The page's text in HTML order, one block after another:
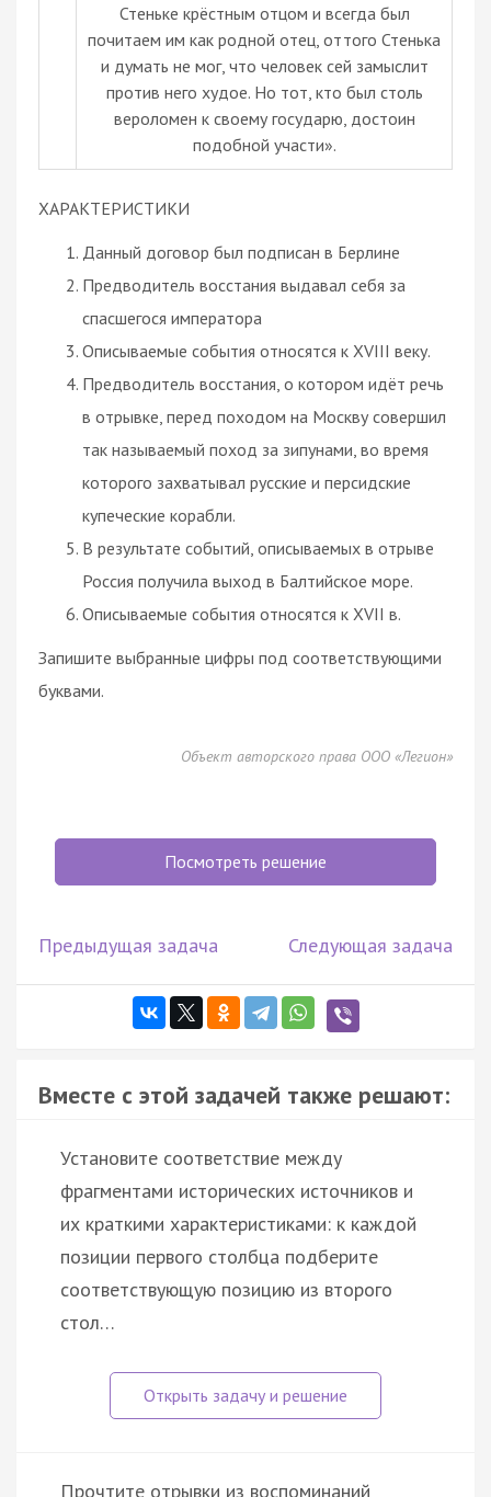
Стеньке крёстным отцом и всегда был
почитаем им как родной отец, оттого Стенька
и думать не мог, что человек сей замыслит
против него худое. Но тот, кто был столь
вероломен к своему государю, достоин
подобной участи».
ХАРАКТЕРИСТИКИ
Данный договор был подписан в Берлине
Предводитель восстания выдавал себя за
спасшегося императора
Описываемые события относятся к XVIII веку.
Предводитель восстания, о котором идёт речь
в отрывке, перед походом на Москву совершил
так называемый поход за зипунами, во время
которого захватывал русские и персидские
купеческие корабли.
В результате событий, описываемых в отрыве
Россия получила выход в Балтийское море.
Описываемые события относятся к XVII в.
Запишите выбранные цифры под соответствующими
буквами.
Объект авторского права ООО «Легион»
Посмотреть решение
Предыдущая задача Следующая задача
Вместе с этой задачей также решают:
Установите соответствие между
фрагментами исторических источников и
их краткими характеристиками: к каждой
позиции первого столбца подберите
соответствующую позицию из второго
стол…
Прочтите отрывки из воспоминаний